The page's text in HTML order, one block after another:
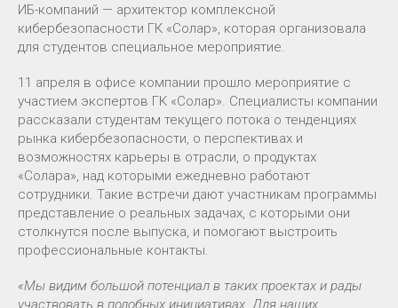
ИБ-компаний — архитектор комплексной
кибербезопасности ГК «Солар», которая организовала
для студентов специальное мероприятие.
11 апреля в офисе компании прошло мероприятие с
участием экспертов ГК «Солар». Специалисты компании
рассказали студентам текущего потока о тенденциях
рынка кибербезопасности, о перспективах и
возможностях карьеры в отрасли, о продуктах
«Солара», над которыми ежедневно работают
сотрудники. Такие встречи дают участникам программы
представление о реальных задачах, с которыми они
столкнутся после выпуска, и помогают выстроить
профессиональные контакты.
«Мы видим большой потенциал в таких проектах и рады
участвовать в подобных инициативах. Для наших